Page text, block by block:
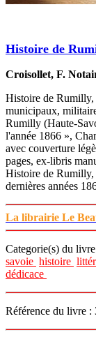
Histoire de
Croisollet, F.
Histoire de Rumilly,
municipaux,
Rumilly (Haute-
l'année 1866 »,
avec couverture
pages, ex-libris
Histoire de Rumilly,
dernières années
La librairie Le
Categorie(s) du
savoie histoire
dédicace
Référence du livre :